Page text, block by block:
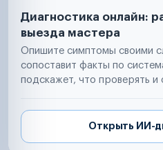
Диагностика онлайн:
выезда мастера
Опишите симптомы своими
сопоставит факты по
подскажет, что проверять и
Открыть ИИ-